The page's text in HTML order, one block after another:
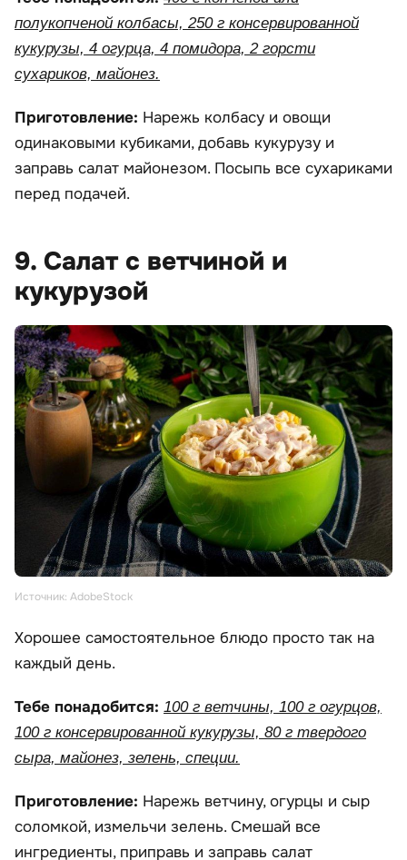
полукопченой колбасы, 250 г консервированной
кукурузы, 4 огурца, 4 помидора, 2 горсти
сухариков, майонез.
Приготовление: Нарежь колбасу и овощи
одинаковыми кубиками, добавь кукурузу и
заправь салат майонезом. Посыпь все сухариками
перед подачей.
9. Салат с ветчиной и
кукурузой
Источник: AdobeStock
Хорошее самостоятельное блюдо просто так на
каждый день.
Тебе понадобится: 100 г ветчины, 100 г огурцов,
100 г консервированной кукурузы, 80 г твердого
сыра, майонез, зелень, специи.
Приготовление: Нарежь ветчину, огурцы и сыр
соломкой, измельчи зелень. Смешай все
ингредиенты, приправь и заправь салат